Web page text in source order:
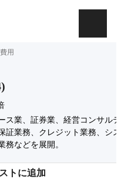
用
)
ス業、証券業、経営コンサル
証業務、クレジット業務、シ
務などを展開。
トに追加